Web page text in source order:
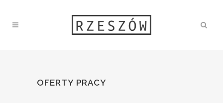
OFERTY PRACY